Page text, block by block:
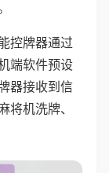
控牌器通过
端软件预设
器接收到信
将机洗牌、